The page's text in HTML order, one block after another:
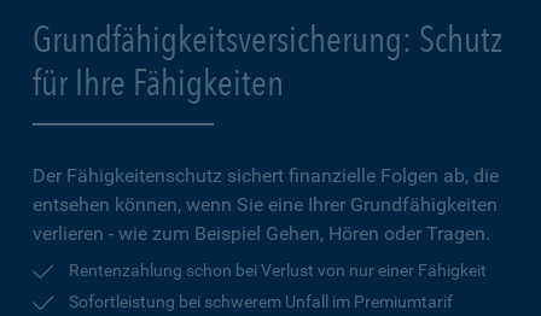
Grundfähigkeitsversicherung: Schutz
für Ihre Fähigkeiten
Der Fähigkeitenschutz sichert finanzielle Folgen ab, die
entsehen können, wenn Sie eine Ihrer Grundfähigkeiten
verlieren - wie zum Beispiel Gehen, Hören oder Tragen.
Rentenzahlung schon bei Verlust von nur einer Fähigkeit
Sofortleistung bei schwerem Unfall im Premiumtarif